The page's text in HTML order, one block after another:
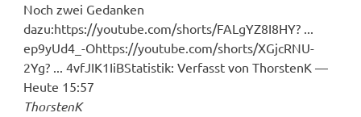
Noch zwei Gedanken
dazu:https://youtube.com/shorts/FALgYZ8I8HY? ...
ep9yUd4_-Ohttps://youtube.com/shorts/XGjcRNU-
2Yg? ... 4vfJIK1IiBStatistik: Verfasst von ThorstenK —
Heute 15:57
ThorstenK